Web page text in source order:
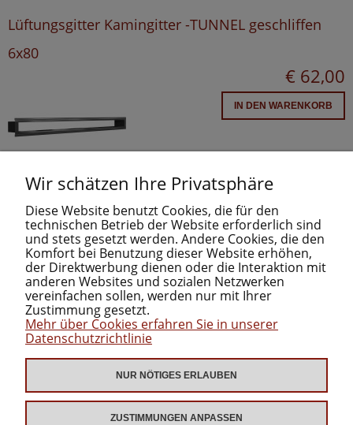
Lüftungsgitter Kamingitter -TUNNEL geschliffen
6x80
€ 62,00
IN DEN WARENKORB
INFORMATIONEN
KATEGORIEN
ZUM DOWNLOAD
Wir schätzen Ihre Privatsphäre
Diese Website benutzt Cookies, die für den
technischen Betrieb der Website erforderlich sind
und stets gesetzt werden. Andere Cookies, die den
Komfort bei Benutzung dieser Website erhöhen,
der Direktwerbung dienen oder die Interaktion mit
anderen Websites und sozialen Netzwerken
vereinfachen sollen, werden nur mit Ihrer
Zustimmung gesetzt.
Mehr über Cookies erfahren Sie in unserer
Datenschutzrichtlinie
NUR NÖTIGES ERLAUBEN
ZUSTIMMUNGEN ANPASSEN